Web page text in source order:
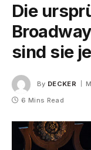
Die
sind sie
By DECKER
6 Mins Read